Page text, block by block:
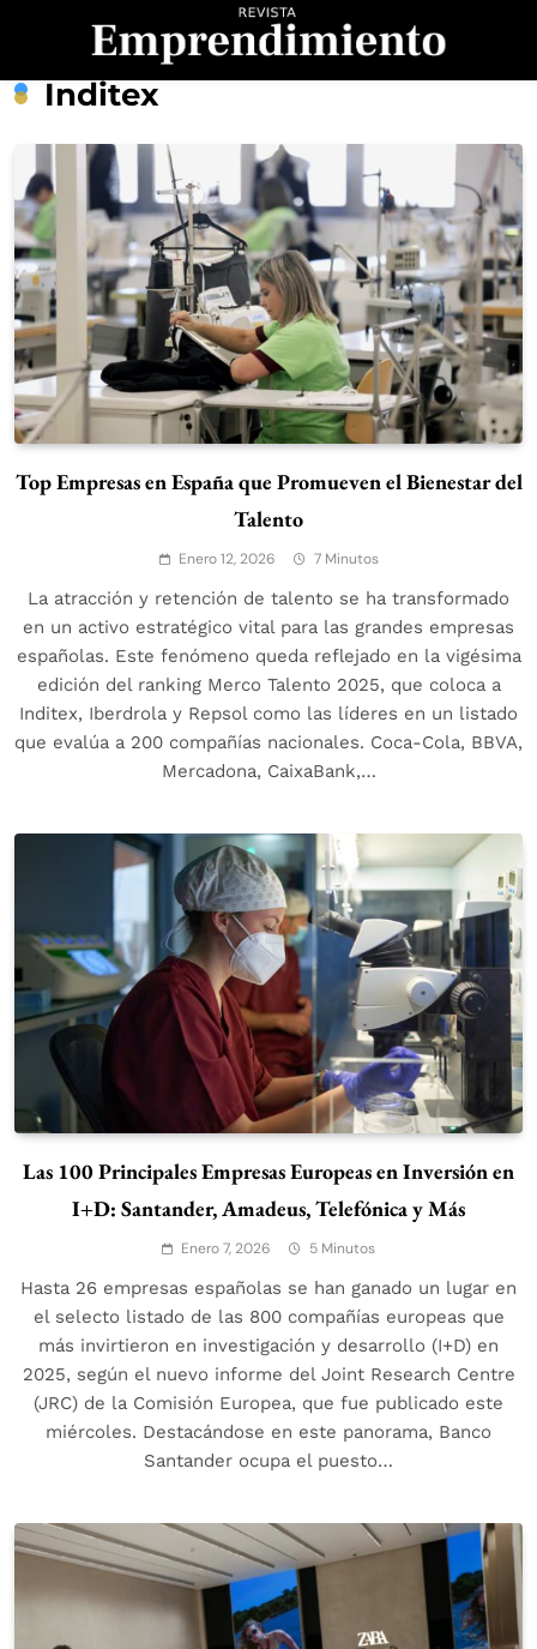
Revista
Emprendimiento
Inditex
Top Empresas en España que Promueven el Bienestar del
Talento
Enero 12, 2026 7 Minutos
La atracción y retención de talento se ha transformado
en un activo estratégico vital para las grandes empresas
españolas. Este fenómeno queda reflejado en la vigésima
edición del ranking Merco Talento 2025, que coloca a
Inditex, Iberdrola y Repsol como las líderes en un listado
que evalúa a 200 compañías nacionales. Coca-Cola, BBVA,
Mercadona, CaixaBank,…
Las 100 Principales Empresas Europeas en Inversión en
I+D: Santander, Amadeus, Telefónica y Más
Enero 7, 2026 5 Minutos
Hasta 26 empresas españolas se han ganado un lugar en
el selecto listado de las 800 compañías europeas que
más invirtieron en investigación y desarrollo (I+D) en
2025, según el nuevo informe del Joint Research Centre
(JRC) de la Comisión Europea, que fue publicado este
miércoles. Destacándose en este panorama, Banco
Santander ocupa el puesto…